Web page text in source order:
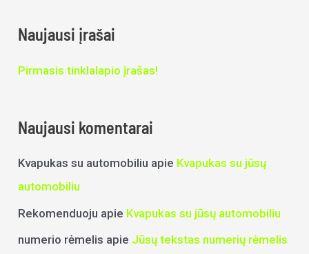
o
i
Naujausi įrašai
Pirmasis tinklalapio įrašas!
Naujausi komentarai
Kvapukas su automobiliu apie Kvapukas su jūsų
automobiliu
Rekomenduoju apie Kvapukas su jūsų automobiliu
numerio rėmelis apie Jūsų tekstas numerių rėmelis